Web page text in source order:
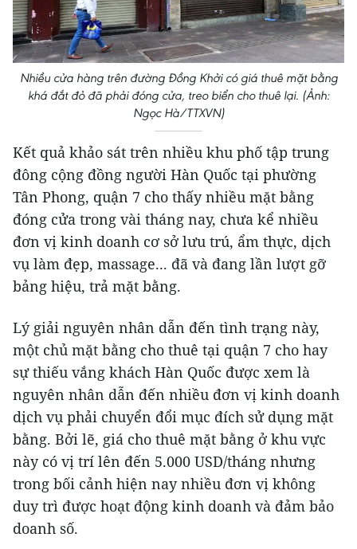
Nhiều cửa hàng trên đường Đồng Khởi có giá thuê mặt bằng
khá đắt đỏ đã phải đóng cửa, treo biển cho thuê lại. (Ảnh:
Ngọc Hà/TTXVN)
Kết quả khảo sát trên nhiều khu phố tập trung
đông cộng đồng người Hàn Quốc tại phường
Tân Phong, quận 7 cho thấy nhiều mặt bằng
đóng cửa trong vài tháng nay, chưa kể nhiều
đơn vị kinh doanh cơ sở lưu trú, ẩm thực, dịch
vụ làm đẹp, massage... đã và đang lần lượt gỡ
bảng hiệu, trả mặt bằng.
Lý giải nguyên nhân dẫn đến tình trạng này,
một chủ mặt bằng cho thuê tại quận 7 cho hay
sự thiếu vắng khách Hàn Quốc được xem là
nguyên nhân dẫn đến nhiều đơn vị kinh doanh
dịch vụ phải chuyển đổi mục đích sử dụng mặt
bằng. Bởi lẽ, giá cho thuê mặt bằng ở khu vực
này có vị trí lên đến 5.000 USD/tháng nhưng
trong bối cảnh hiện nay nhiều đơn vị không
duy trì được hoạt động kinh doanh và đảm bảo
doanh số.